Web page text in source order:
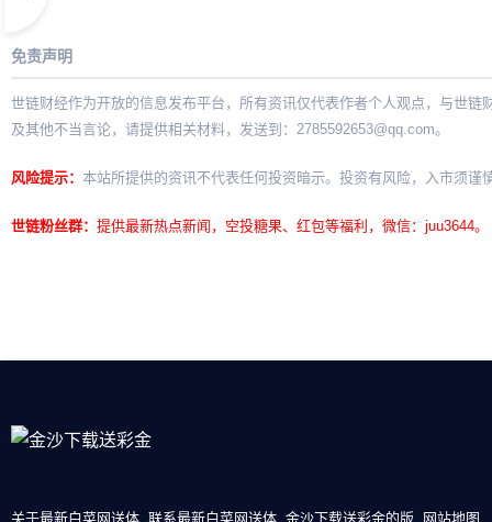
免责声明
世链财经作为开放的信息发布平台，所有资讯仅代表作者个人观点，与世
及其他不当言论，请提供相关材料，发送到： 2785592653@qq.com。
风险提示： 本站所提供的资讯不代表任何投资暗示。投资有风险，入市须谨
世链粉丝群： 提供最新热点新闻，空投糖果、红包等福利，微信：juu3644。
关于最新白菜网送体 联系最新白菜网送体 金沙下载送彩金的版 网站地图